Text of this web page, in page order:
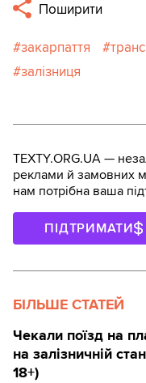
Поширити
закарпаття
залізниця
TEXTY.ORG.UA —
реклами й замовних
нам потрібна ваша
ПІДТРИМАТИ
БІЛЬШЕ СТАТЕЙ
Чекали поїзд на
на залізничній
18+)